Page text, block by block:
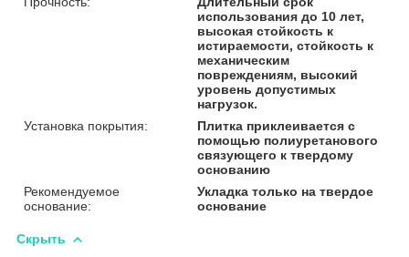
использования до 10 лет,
высокая стойкость к
истираемости, стойкость к
механическим
повреждениям, высокий
уровень допустимых
нагрузок.
Установка покрытия:
Плитка приклеивается с
помощью полиуретанового
связующего к твердому
основанию
Рекомендуемое
основание:
Укладка только на твердое
основание
Скрыть